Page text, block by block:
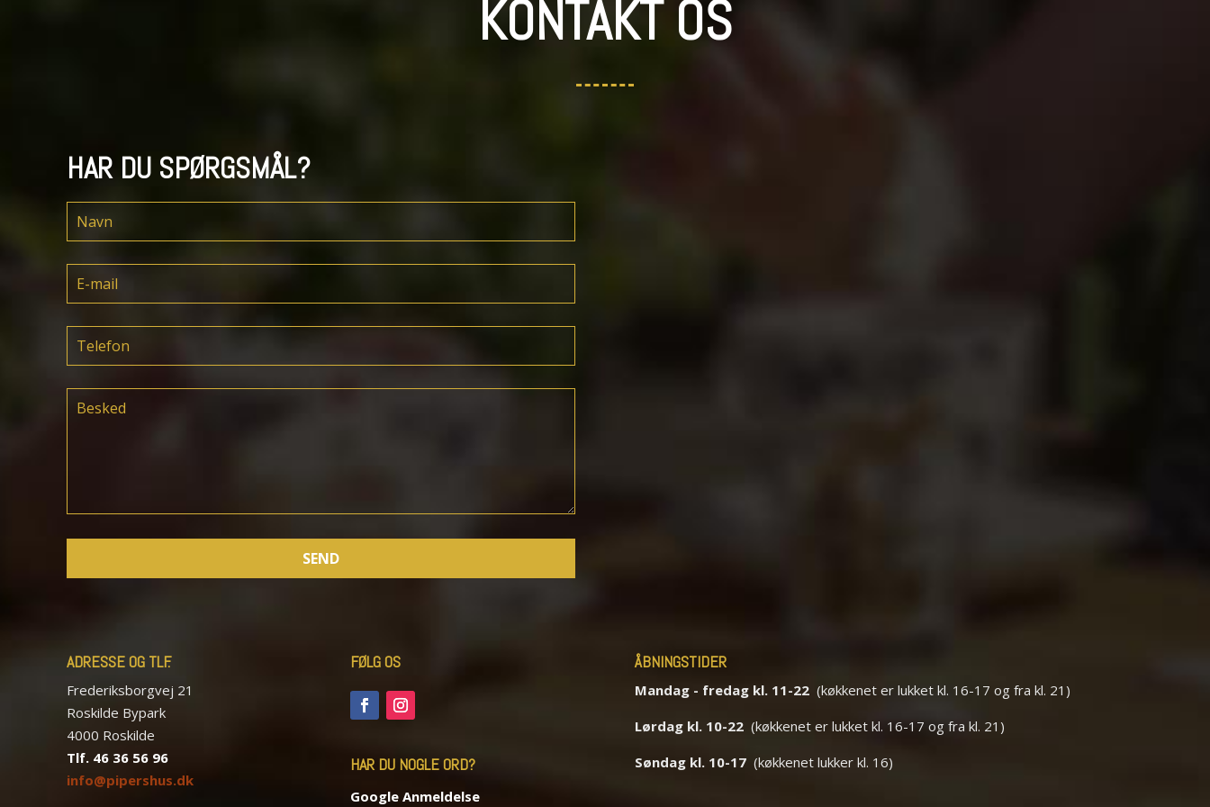
KONTAKT OS
HAR DU SPØRGSMÅL?
ADRESSE OG TLF.
Frederiksborgvej 21
Roskilde Bypark
4000 Roskilde
Tlf. 46 36 56 96
info@pipershus.dk
FØLG OS
HAR DU NOGLE ORD?
Google Anmeldelse
ÅBNINGSTIDER
Mandag - fredag kl. 11-22 (køkkenet er lukket kl. 16-17 og fra kl. 21)
Lørdag kl. 10-22 (køkkenet er lukket kl. 16-17 og fra kl. 21)
Søndag kl. 10-17 (køkkenet lukker kl. 16)